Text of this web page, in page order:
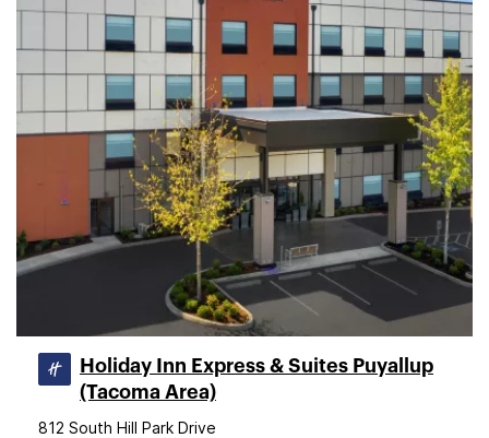
Holiday Inn Express & Suites Puyallup
(Tacoma Area)
812 South Hill Park Drive